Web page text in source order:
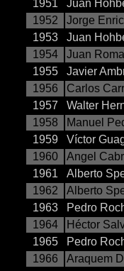
1951
Juan
1952
Jorge
1953
Juan
1954
Juan
1955
Javier
1956
Carlos
1957
Walter
1958
Manuel
1959
Víctor
1960
Angel
1961
Alberto
1962
Alberto
1963
Pedro
1964
Héctor
1965
Pedro
1966
Araquem